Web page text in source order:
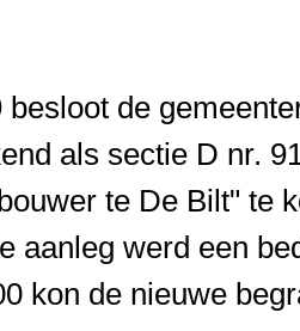
de
als sectie D nr.
te De Bilt" te
aanleg werd een
kon de nieuwe